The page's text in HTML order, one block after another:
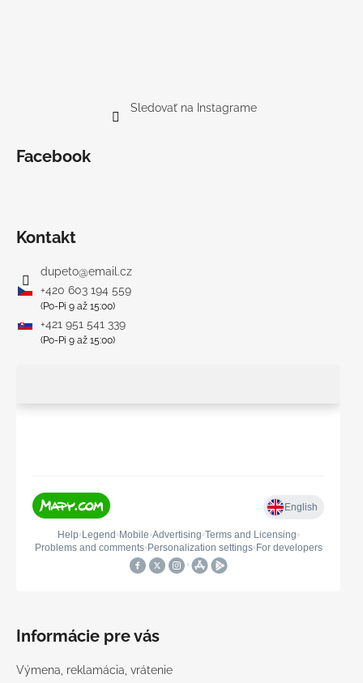
Sledovať na Instagrame
Facebook
Kontakt
dupeto@email.cz
+420 603 194 559
(Po-Pi 9 až 15:00)
+421 951 541 339
(Po-Pi 9 až 15:00)
Informácie pre vás
Výmena, reklamácia, vrátenie